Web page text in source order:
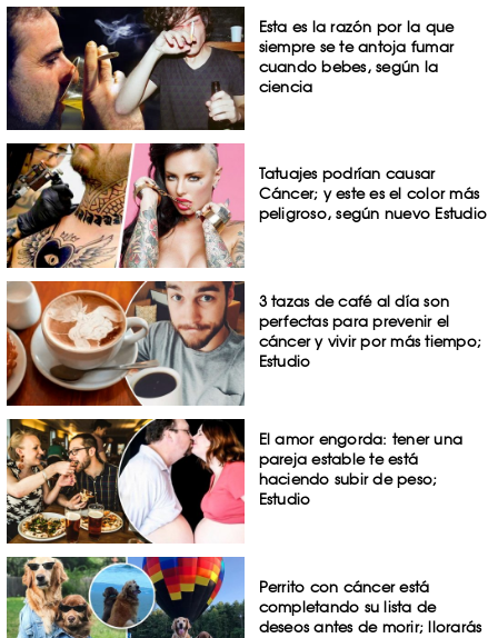
Esta es la razón por la que
siempre se te antoja fumar
cuando bebes, según la
ciencia
Tatuajes podrían causar
Cáncer; y este es el color más
peligroso, según nuevo Estudio
3 tazas de café al día son
perfectas para prevenir el
cáncer y vivir por más tiempo;
Estudio
El amor engorda: tener una
pareja estable te está
haciendo subir de peso;
Estudio
Perrito con cáncer está
completando su lista de
deseos antes de morir; llorarás